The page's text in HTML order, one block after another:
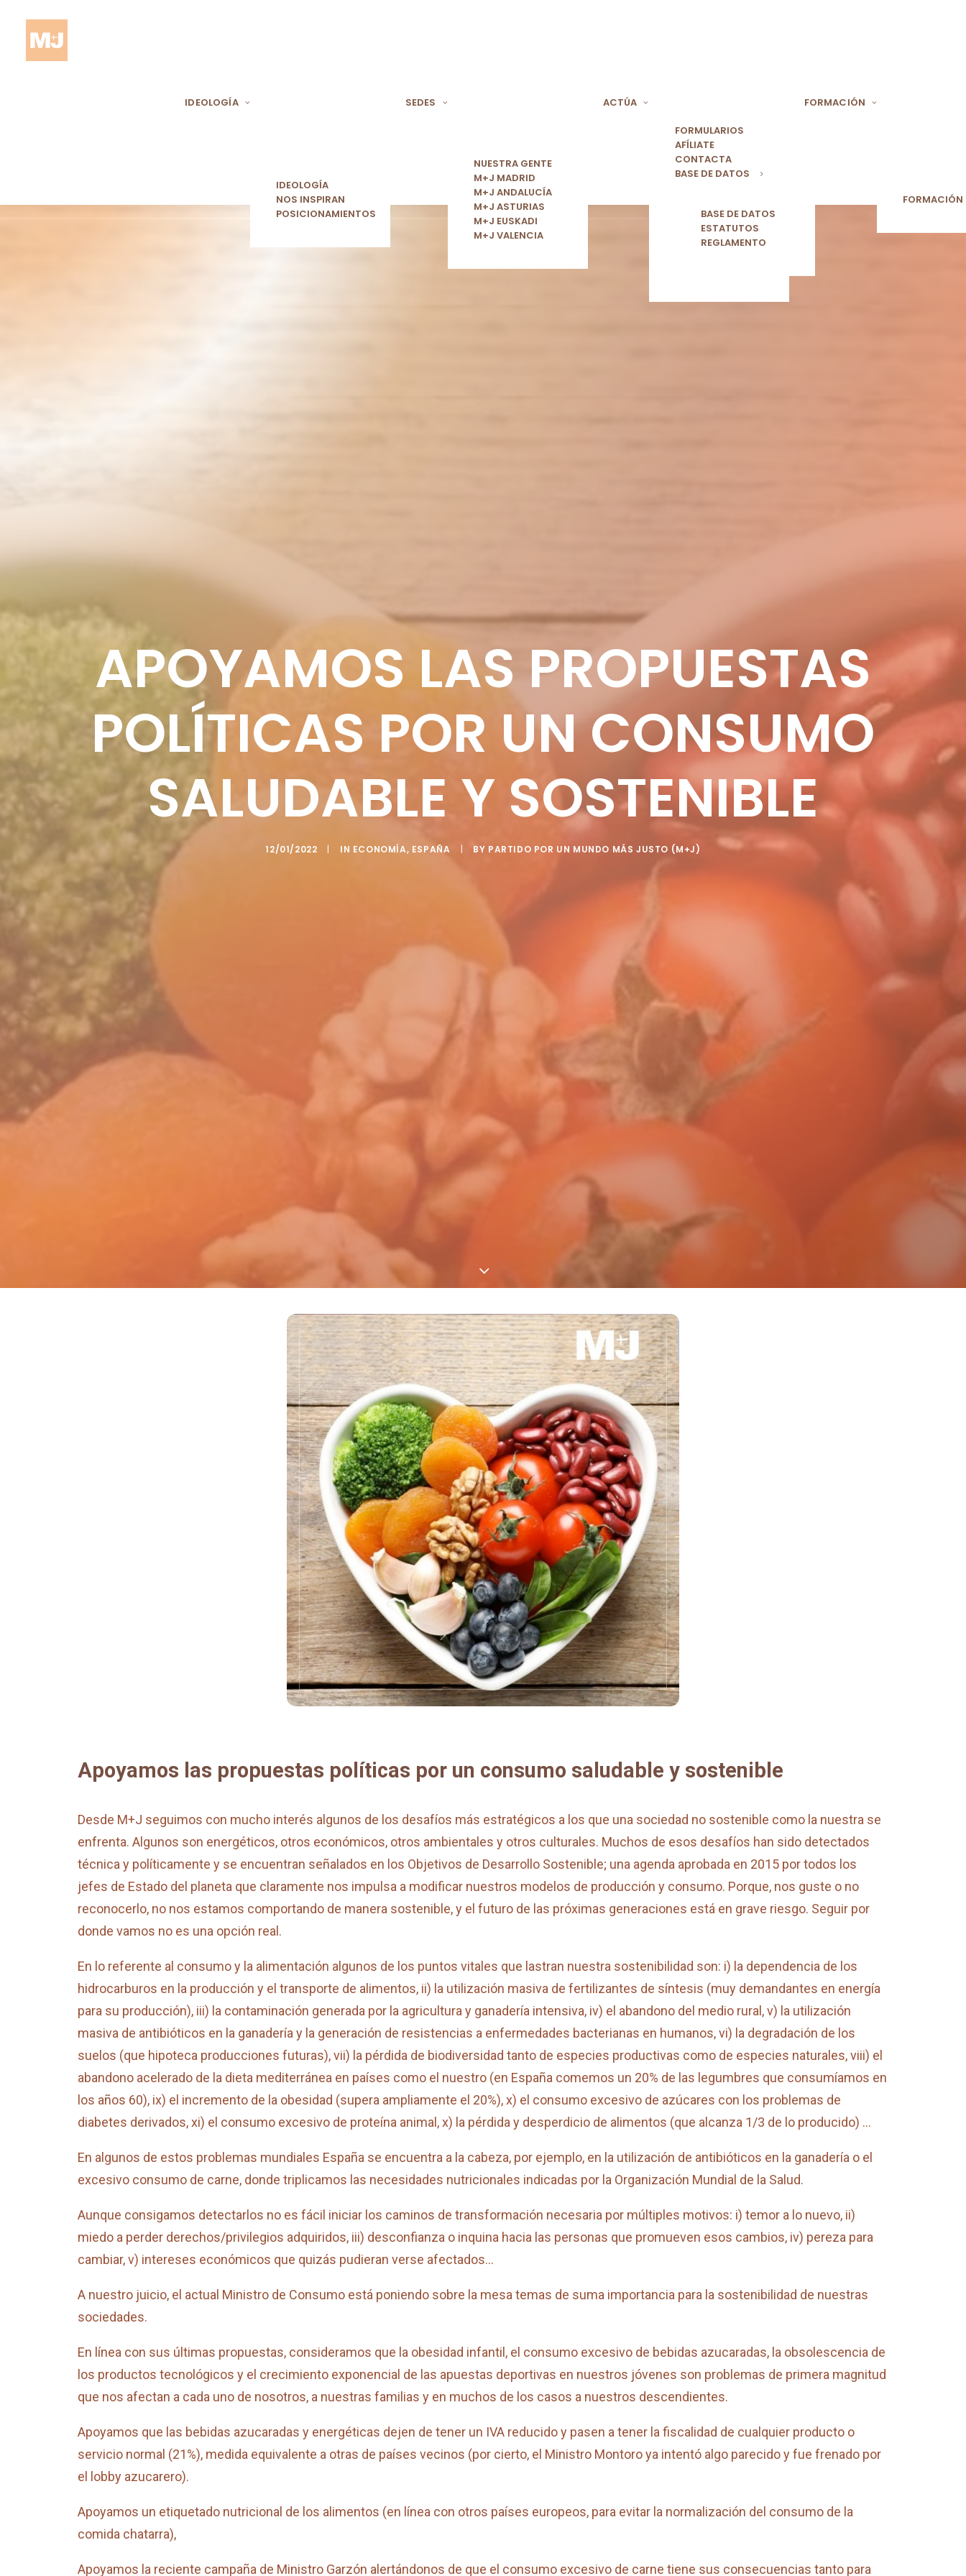
IDEOLOGÍA
IDEOLOGÍA
NOS INSPIRAN
POSICIONAMIENTOS
SEDES
NUESTRA GENTE
M+J MADRID
M+J ANDALUCÍA
M+J ASTURIAS
M+J EUSKADI
M+J VALENCIA
ACTÚA
FORMULARIOS
AFÍLIATE
CONTACTA
BASE DE DATOS
BASE DE DATOS
ESTATUTOS
REGLAMENTO
FORMACIÓN
FORMACIÓN
APOYAMOS LAS PROPUESTAS
POLÍTICAS POR UN CONSUMO
SALUDABLE Y SOSTENIBLE
12/01/2022 | IN ECONOMÍA, ESPAÑA | BY PARTIDO POR UN MUNDO MÁS JUSTO (M+J)
Apoyamos las propuestas políticas por un consumo saludable y sostenible
Desde M+J seguimos con mucho interés algunos de los desafíos más estratégicos a los que una sociedad no sostenible como la nuestra se
enfrenta. Algunos son energéticos, otros económicos, otros ambientales y otros culturales. Muchos de esos desafíos han sido detectados
técnica y políticamente y se encuentran señalados en los Objetivos de Desarrollo Sostenible; una agenda aprobada en 2015 por todos los
jefes de Estado del planeta que claramente nos impulsa a modificar nuestros modelos de producción y consumo. Porque, nos guste o no
reconocerlo, no nos estamos comportando de manera sostenible, y el futuro de las próximas generaciones está en grave riesgo. Seguir por
donde vamos no es una opción real.
En lo referente al consumo y la alimentación algunos de los puntos vitales que lastran nuestra sostenibilidad son: i) la dependencia de los
hidrocarburos en la producción y el transporte de alimentos, ii) la utilización masiva de fertilizantes de síntesis (muy demandantes en energía
para su producción), iii) la contaminación generada por la agricultura y ganadería intensiva, iv) el abandono del medio rural, v) la utilización
masiva de antibióticos en la ganadería y la generación de resistencias a enfermedades bacterianas en humanos, vi) la degradación de los
suelos (que hipoteca producciones futuras), vii) la pérdida de biodiversidad tanto de especies productivas como de especies naturales, viii) el
abandono acelerado de la dieta mediterránea en países como el nuestro (en España comemos un 20% de las legumbres que consumíamos en
los años 60), ix) el incremento de la obesidad (supera ampliamente el 20%), x) el consumo excesivo de azúcares con los problemas de
diabetes derivados, xi) el consumo excesivo de proteína animal, x) la pérdida y desperdicio de alimentos (que alcanza 1/3 de lo producido) …
En algunos de estos problemas mundiales España se encuentra a la cabeza, por ejemplo, en la utilización de antibióticos en la ganadería o el
excesivo consumo de carne, donde triplicamos las necesidades nutricionales indicadas por la Organización Mundial de la Salud.
Aunque consigamos detectarlos no es fácil iniciar los caminos de transformación necesaria por múltiples motivos: i) temor a lo nuevo, ii)
miedo a perder derechos/privilegios adquiridos, iii) desconfianza o inquina hacia las personas que promueven esos cambios, iv) pereza para
cambiar, v) intereses económicos que quizás pudieran verse afectados…
A nuestro juicio, el actual Ministro de Consumo está poniendo sobre la mesa temas de suma importancia para la sostenibilidad de nuestras
sociedades.
En línea con sus últimas propuestas, consideramos que la obesidad infantil, el consumo excesivo de bebidas azucaradas, la obsolescencia de
los productos tecnológicos y el crecimiento exponencial de las apuestas deportivas en nuestros jóvenes son problemas de primera magnitud
que nos afectan a cada uno de nosotros, a nuestras familias y en muchos de los casos a nuestros descendientes.
Apoyamos que las bebidas azucaradas y energéticas dejen de tener un IVA reducido y pasen a tener la fiscalidad de cualquier producto o
servicio normal (21%), medida equivalente a otras de países vecinos (por cierto, el Ministro Montoro ya intentó algo parecido y fue frenado por
el lobby azucarero).
Apoyamos un etiquetado nutricional de los alimentos (en línea con otros países europeos, para evitar la normalización del consumo de la
comida chatarra),
Apoyamos la reciente campaña de Ministro Garzón alertándonos de que el consumo excesivo de carne tiene sus consecuencias tanto para